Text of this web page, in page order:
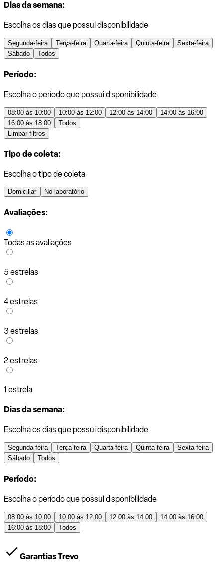
Dias da semana:
Escolha os dias que possui disponibilidade
Segunda-feira Terça-feira Quarta-feira Quinta-feira
Sexta-feira
Sábado
Todos
Período:
Escolha o período que possui disponibilidade
08:00 às 10:00 10:00 às 12:00 12:00 às 14:00
14:00 às 16:00
16:00 às 18:00
Todos
Limpar filtros
Tipo de coleta:
Escolha o tipo de coleta
Domiciliar No laboratório
Avaliações:
Todas as avaliações
5 estrelas
4 estrelas
3 estrelas
2 estrelas
1 estrela
Dias da semana:
Escolha os dias que possui disponibilidade
Segunda-feira Terça-feira Quarta-feira Quinta-feira
Sexta-feira
Sábado
Todos
Período:
Escolha o período que possui disponibilidade
08:00 às 10:00 10:00 às 12:00 12:00 às 14:00
14:00 às 16:00
16:00 às 18:00
Todos
Garantias Trevo